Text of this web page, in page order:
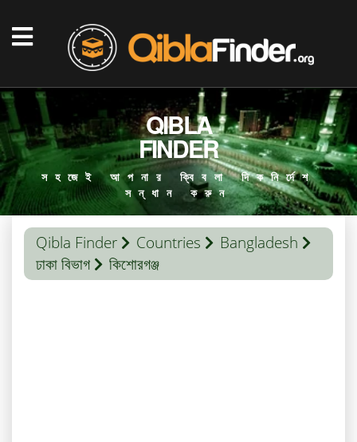
QIBLA
FINDER
সহজেই আপনার ক্বিবলা দিকনির্দেশ
সন্ধান করুন
Qibla Finder Countries
Bangladesh
ঢাকা বিভাগ
কিশোরগঞ্জ